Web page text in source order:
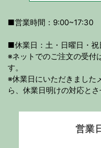
■営業時間：9:00~17:30
■休業日：土・日曜日・祝
※ネットでのご注文の受付
す。
※休業日にいただきました
ら、休業日明けの対応と
営業